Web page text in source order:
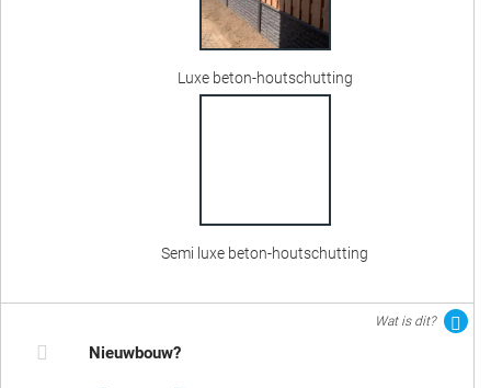
Luxe beton-houtschutting
Semi luxe beton-houtschutting
Wat is dit?
Nieuwbouw?